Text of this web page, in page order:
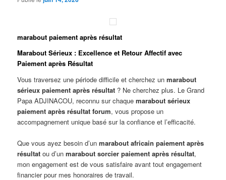
marabout paiement après résultat
Marabout Sérieux : Excellence et Retour Affectif avec
Paiement après Résultat
Vous traversez une période difficile et cherchez unmarabout
sérieux paiement après résultat ? Ne cherchez plus. Le Grand
Papa ADJINACOU, reconnu sur chaquemarabout sérieux
paiement après résultat forum, vous propose un
accompagnement unique basé sur la confiance et l’efficacité.
Que vous ayez besoin d’unmarabout africain paiement après
résultat ou d’unmarabout sorcier paiement après résultat,
mon engagement est de vous satisfaire avant tout engagement
financier pour mes honoraires de travail.